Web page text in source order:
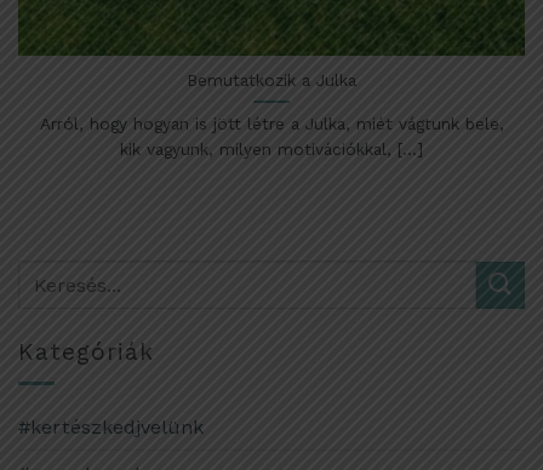
Bemutatkozik a Julka
Arról, hogy hogyan is jött létre a Julka, miét vágtunk bele,
kik vagyunk, milyen motivációkkal, [...]
Kategóriák
#kertészkedjvelünk